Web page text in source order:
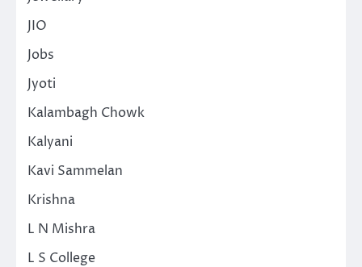
JIO
Jobs
Jyoti
Kalambagh Chowk
Kalyani
Kavi Sammelan
Krishna
L N Mishra
L S College